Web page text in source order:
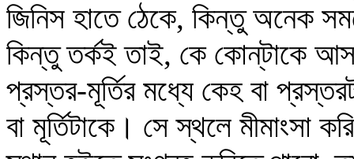
জিনিস হাতে ঠেকে, কিন্তু অনেক
কিন্তু তর্কই তাই, কে কোন্‌টাকে
প্রস্তর-মূর্তির মধ্যে কেহ বা
বা মূর্তিটাকে। সে স্থলে মীমাংসা